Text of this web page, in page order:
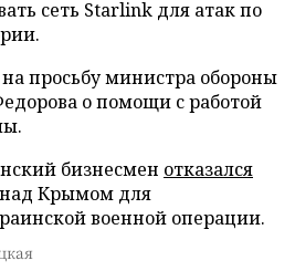
сеть Starlink для атак по
на просьбу министра обороны
о помощи с работой
бизнесмен отказался
над Крымом для
военной операции.